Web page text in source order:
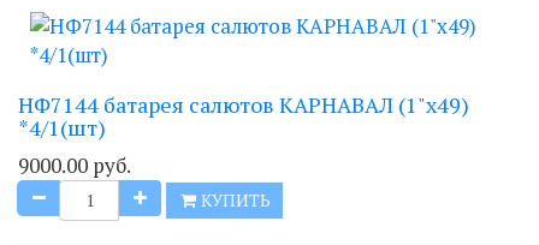
НФ7144 батарея салютов КАРНАВАЛ (1"х49)
*4/1(шт)
9000.00 руб.
КУПИТЬ